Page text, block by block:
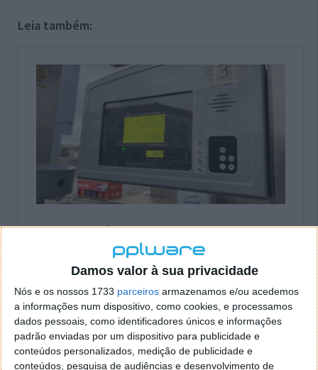
Damos valor à sua privacidade
Nós e os nossos 1733 parceiros armazenamos e/ou acedemos
a informações num dispositivo, como cookies, e processamos
dados pessoais, como identificadores únicos e informações
padrão enviadas por um dispositivo para publicidade e
conteúdos personalizados, medição de publicidade e
conteúdos, pesquisa de audiências e desenvolvimento de
Leia também: